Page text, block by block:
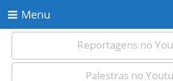
Menu
Reportagens no
Palestras no